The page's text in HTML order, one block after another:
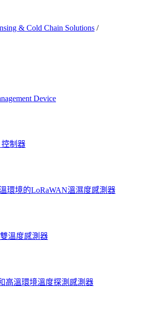
& Cold Chain Solutions /
Device
控制器
環境的LoRaWAN溫濕度感測器
溫度感測器
高溫環境溫度探測感測器